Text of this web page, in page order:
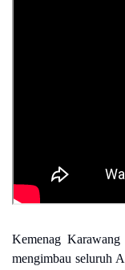
Kemenag
mengimbau seluruh